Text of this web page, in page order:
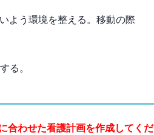
よう環境を整える。移動の際
る。
合わせた看護計画を作成してくだ